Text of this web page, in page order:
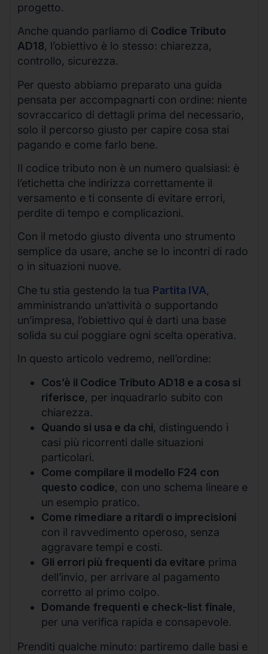
progetto.
Anche quando parliamo di Codice Tributo
AD18, l’obiettivo è lo stesso: chiarezza,
controllo, sicurezza.
Per questo abbiamo preparato una guida
pensata per accompagnarti con ordine: niente
sovraccarico di dettagli prima del necessario,
solo il percorso giusto per capire cosa stai
pagando e come farlo bene.
Il codice tributo non è un numero qualsiasi: è
l’etichetta che indirizza correttamente il
versamento e ti consente di evitare errori,
perdite di tempo e complicazioni.
Con il metodo giusto diventa uno strumento
semplice da usare, anche se lo incontri di rado
o in situazioni nuove.
Che tu stia gestendo la tua Partita IVA,
amministrando un’attività o supportando
un’impresa, l’obiettivo qui è darti una base
solida su cui poggiare ogni scelta operativa.
In questo articolo vedremo, nell’ordine:
Cos’è il Codice Tributo AD18 e a cosa si
riferisce, per inquadrarlo subito con
chiarezza.
Quando si usa e da chi, distinguendo i
casi più ricorrenti dalle situazioni
particolari.
Come compilare il modello F24 con
questo codice, con uno schema lineare e
un esempio pratico.
Come rimediare a ritardi o imprecisioni
con il ravvedimento operoso, senza
aggravare tempi e costi.
Gli errori più frequenti da evitare prima
dell’invio, per arrivare al pagamento
corretto al primo colpo.
Domande frequenti e check-list finale,
per una verifica rapida e consapevole.
Prenditi qualche minuto: partiremo dalle basi e